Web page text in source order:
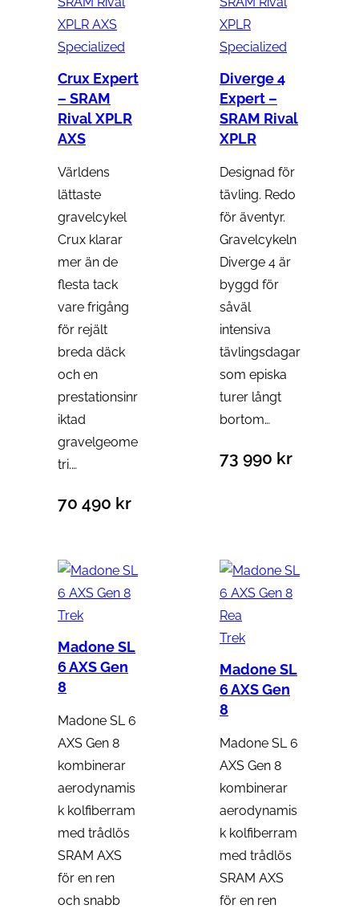
Specialized
Crux Expert
– SRAM
Rival XPLR
AXS
Världens
lättaste
gravelcykel
Crux klarar
mer än de
flesta tack
vare frigång
för rejält
breda däck
och en
prestationsinr
iktad
gravelgeome
tri.…
70 490 kr
Specialized
Diverge 4
Expert –
SRAM Rival
XPLR
Designad för
tävling. Redo
för äventyr.
Gravelcykeln
Diverge 4 är
byggd för
såväl
intensiva
tävlingsdagar
som episka
turer långt
bortom…
73 990 kr
Trek
Madone SL
6 AXS Gen
8
Madone SL 6
AXS Gen 8
kombinerar
aerodynamis
k kolfiberram
med trådlös
SRAM AXS
för en ren
och snabb
Rea
r
o
d
t
e
r
p
å
r
e
a
Trek
Madone SL
6 AXS Gen
8
Madone SL 6
AXS Gen 8
kombinerar
aerodynamis
k kolfiberram
med trådlös
SRAM AXS
för en ren